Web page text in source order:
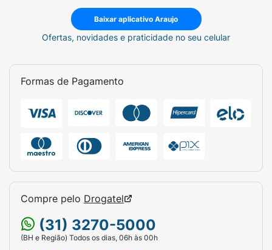
Baixar aplicativo Araujo
Ofertas, novidades e praticidade no seu celular
Formas de Pagamento
Compre pelo Drogatel
(31) 3270-5000
(BH e Região) Todos os dias, 06h às 00h